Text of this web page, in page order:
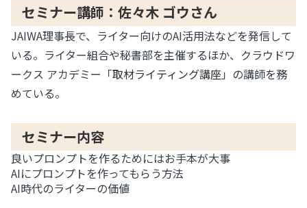
セミナー講師：佐々木 ゴウさん
JAIWA理事長で、ライター向けのAI活用法などを発信して
いる。ライター組合や秘書部を主催するほか、クラウドワ
ークス アカデミー「取材ライティング講座」の講師を務
めている。
セミナー内容
良いプロンプトを作るためにはお手本が大事
AIにプロンプトを作ってもらう方法
AI時代のライターの価値